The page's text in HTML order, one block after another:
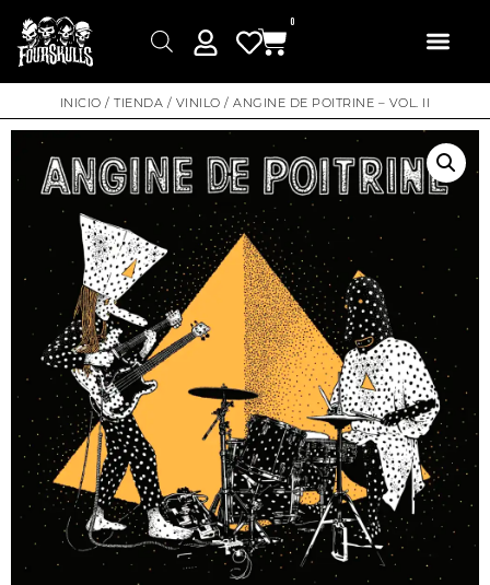
0
INICIO /TIENDA / VINILO / ANGINE DE POITRINE – VOL. II